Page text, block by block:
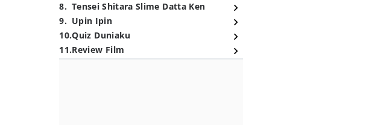
8. Tensei Shitara Slime Datta Ken
9. Upin Ipin
10.Quiz Duniaku
11.Review Film